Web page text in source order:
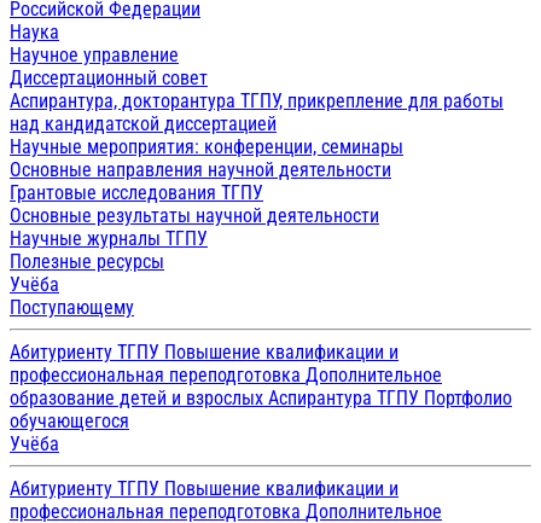
Российской Федерации
Наука
Научное управление
Диссертационный совет
Аспирантура, докторантура ТГПУ, прикрепление для работы
над кандидатской диссертацией
Научные мероприятия: конференции, семинары
Основные направления научной деятельности
Грантовые исследования ТГПУ
Основные результаты научной деятельности
Научные журналы ТГПУ
Полезные ресурсы
Учёба
Поступающему
Абитуриенту ТГПУ Повышение квалификации и
профессиональная переподготовка Дополнительное
образование детей и взрослых Аспирантура ТГПУ Портфолио
обучающегося
Учёба
Абитуриенту ТГПУ Повышение квалификации и
профессиональная переподготовка Дополнительное